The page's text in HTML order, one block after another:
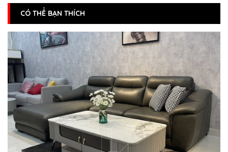
CÓ THỂ BẠN THÍCH